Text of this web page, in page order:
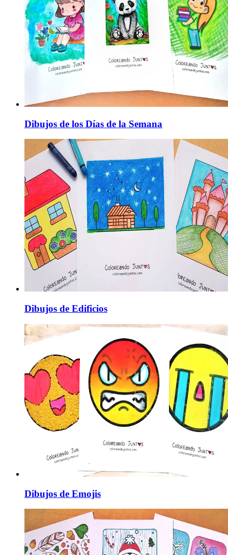
Dibujos de los Días de la Semana
Dibujos de Edificios
Dibujos de Emojis